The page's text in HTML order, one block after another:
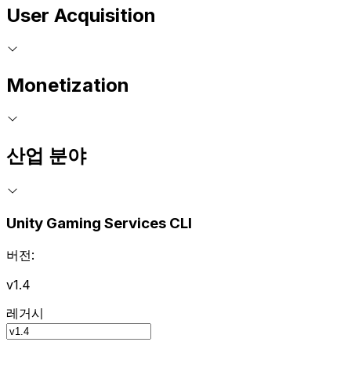
User Acquisition
Monetization
산업 분야
Unity Gaming Services CLI
버전:
v1.4
레거시